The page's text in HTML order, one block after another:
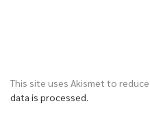
This site uses Akismet to reduce
data is processed.